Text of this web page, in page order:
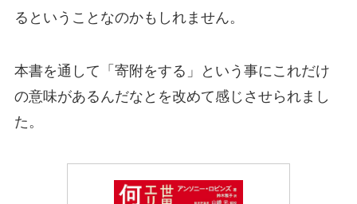
るということなのかもしれません。
本書を通して「寄附をする」という事にこれだけ
の意味があるんだなとを改めて感じさせられまし
た。